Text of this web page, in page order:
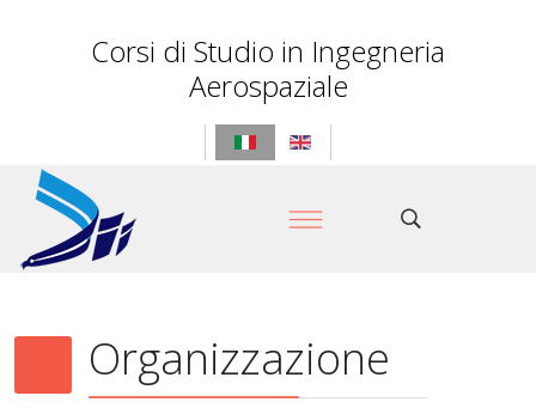
Corsi di Studio in Ingegneria
Aerospaziale
Organizzazione